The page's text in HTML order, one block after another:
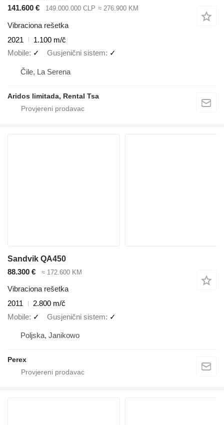
141.600 €
149.000.000 CLP ≈ 276.900 KM
Vibraciona rešetka
2021
1.100 m/č
Mobile ✓ Gusjenični sistem ✓
Čile, La Serena
Aridos limitada, Rental Tsa
Sandvik QA450
88.300 €
≈ 172.600 KM
Vibraciona rešetka
2011
2.800 m/č
Mobile ✓ Gusjenični sistem ✓
Poljska, Janikowo
Perex